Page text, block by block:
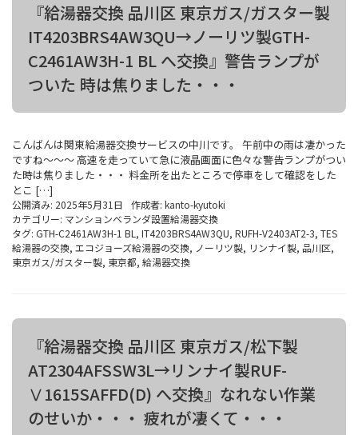
『給湯器交換 品川区 東京ガス/ガスター製
IT4203BRS4AW3QU→ノーリツ製GTH-
C2461AW3H-1 BL へ交換』警告ランプが
ついた 時は焦りました・・・
こんばんは関東給湯器交換サービスの中川です。 午前中の雨は凄かった
ですね～～～ 高速を走っていて急に液晶画面に色々な警告ランプがつい
た時は焦りました・・・ 料金所を出たところで停車をして確認をした
とこ […]
公開済み: 2025年5月31日 作成者: kanto-kyutoki
カテゴリー: マンションベランダ設置給湯器交換
タグ: GTH-C2461AW3H-1 BL , IT4203BRS4AW3QU, RUFH-V2403AT2-3, TES
給湯器の交換, エコジョーズ給湯器の交換, ノーリツ製, リンナイ製, 品川区,
東京ガス/ガスター製, 東京都, 給湯器交換
『給湯器交換 品川区 東京ガス/松下製
AT2304AFSSW3L→リンナイ製RUF-
Ⅴ1615SAFFD(D) へ交換』なれない作業
のせいか・・・ 疲れが凄くて・・・